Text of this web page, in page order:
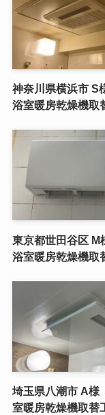
神奈川県横浜市 S
浴室暖房乾燥機取
東京都世田谷区 M
浴室暖房乾燥機取
埼玉県八潮市 A様
室暖房乾燥機取替